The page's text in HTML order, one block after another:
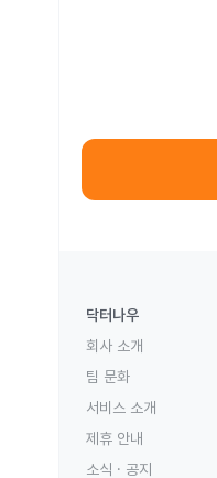
닥터나우
회사 소개
팀 문화
서비스 소개
제휴 안내
소식 · 공지